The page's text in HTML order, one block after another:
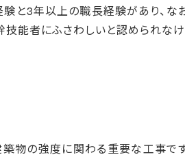
験と3年以上の職長経験があり、
能者にふさわしいと認められなけ
物の強度に関わる重要な工事で